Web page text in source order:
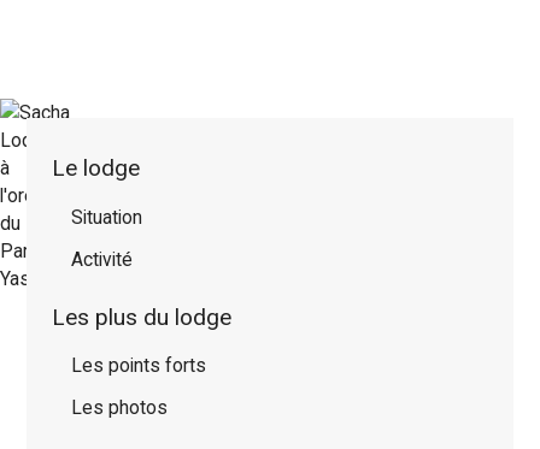
Le lodge
Situation
Activité
Les plus du lodge
Les points forts
Les photos